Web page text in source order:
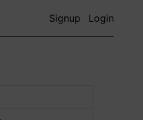
Signup Login